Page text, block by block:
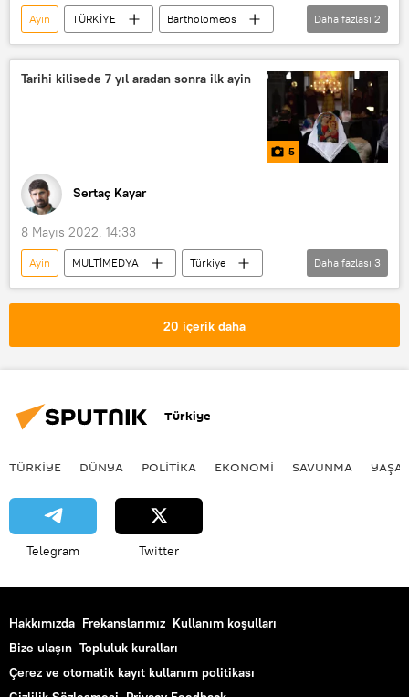
Ayin TÜRKİYE
Bartholomeos
Trabzon
Trabzonspor
Daha fazlası 2
Tarihi kilisede 7 yıl aradan sonra ilk ayin
5
Sertaç Kayar
8 Mayıs 2022, 14:33
Ayin MULTİMEDYA
Türkiye
Diyarbakır
Sur
Daha fazlası 3
20 içerik daha
Türkiye
TÜRKIYE DÜNYA POLİTİKA EKONOMİ SAVUNMA
Telegram Twitter
Hakkımızda Frekanslarımız Kullanım koşulları
Bize ulaşın Topluluk kuralları
Çerez ve otomatik kayıt kullanım politikası